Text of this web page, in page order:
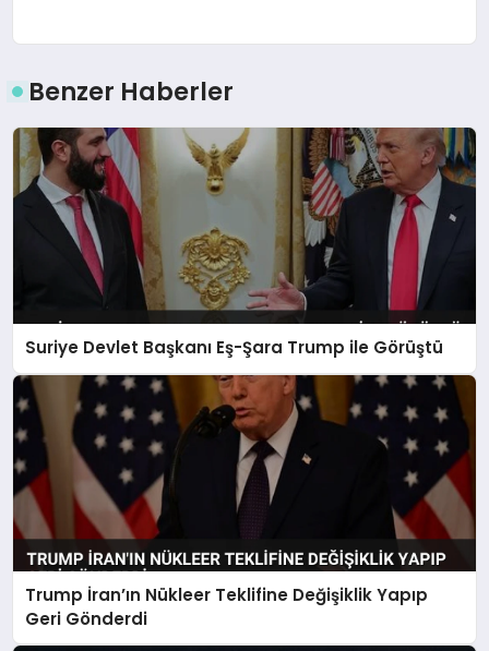
Benzer Haberler
Suriye Devlet Başkanı Eş-Şara Trump ile Görüştü
Trump İran’ın Nükleer Teklifine Değişiklik Yapıp
Geri Gönderdi